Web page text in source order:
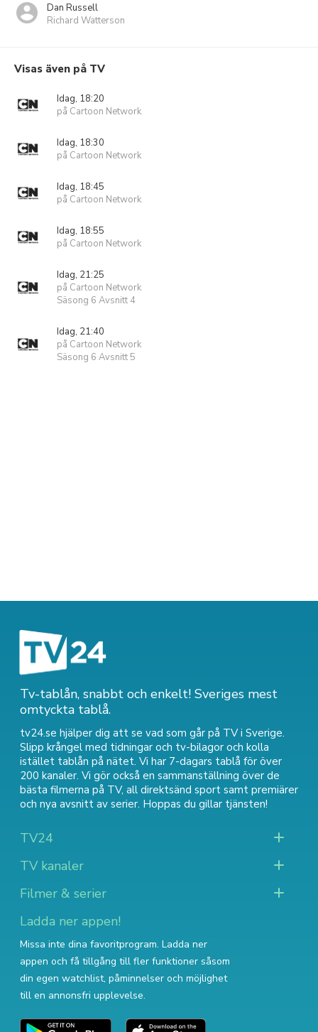
Dan Russell
Richard Watterson
Visas även på TV
Idag, 18:20
på Cartoon Network
Idag, 18:30
på Cartoon Network
Idag, 18:45
på Cartoon Network
Idag, 18:55
på Cartoon Network
Idag, 21:25
på Cartoon Network
Säsong 6 Avsnitt 4
Idag, 21:40
på Cartoon Network
Säsong 6 Avsnitt 5
Tv-tablån, snabbt och enkelt! Sveriges mest
omtyckta tablå.
tv24.se hjälper dig att se vad som går på TV i Sverige.
Slipp krångel med tidningar och tv-bilagor och kolla
istället tablån på nätet. Vi har 7-dagars tablå för över
200 kanaler. Vi gör också en sammanställning över de
bästa filmerna på TV, all direktsänd sport samt premiärer
och nya avsnitt av serier. Hoppas du gillar tjänsten!
TV24
TV kanaler
Filmer & serier
Ladda ner appen!
Missa inte dina favoritprogram. Ladda ner
appen och få tillgång till fler funktioner såsom
din egen watchlist, påminnelser och möjlighet
till en annonsfri upplevelse.